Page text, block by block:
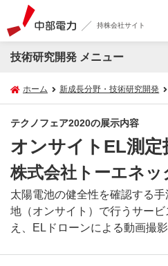
持株会社サイト
技術研究開発 メニュー
ホーム 新成長分野・技術研究開発
テクノフェア2020の展示内容
オンサイトEL測定
株式会社トーエネッ
太陽電池の健全性を確認する
地（オンサイト）で行うサー
え、ELドローンによる動画撮